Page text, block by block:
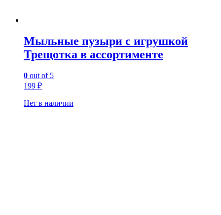
Мыльные пузыри с игрушкой
Трещотка в ассортименте
0 out of 5
199 ₽
Нет в наличии